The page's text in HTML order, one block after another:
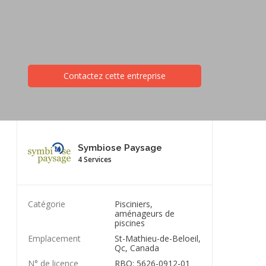
Contactez cette entreprise
Symbiose Paysage
4 Services
Catégorie
Pisciniers,
aménageurs de
piscines
Emplacement
St-Mathieu-de-Beloeil,
Qc, Canada
N° de licence
RBQ: 5626-0912-01